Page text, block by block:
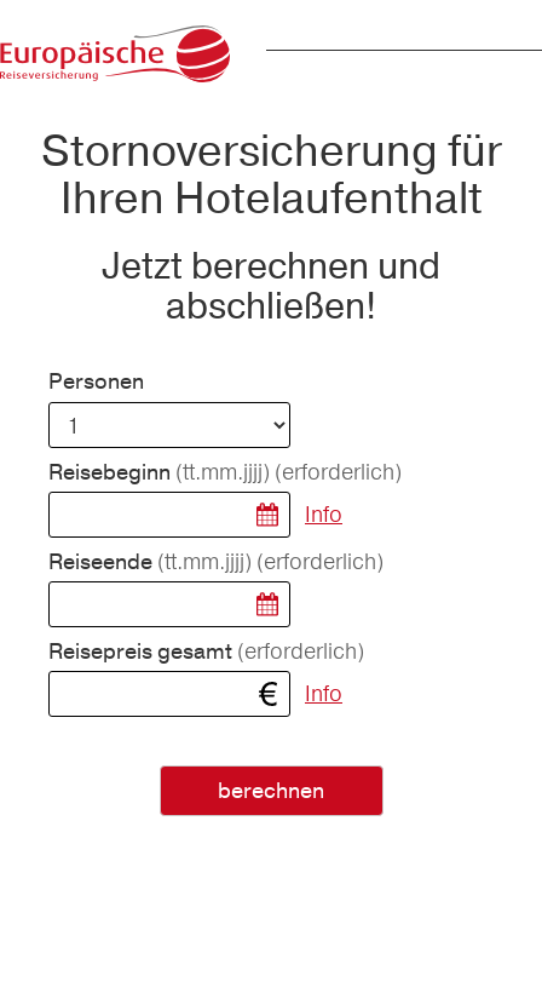
Stornoversicherung für
Ihren Hotelaufenthalt
Jetzt berechnen und
abschließen!
Personen
Reisebeginn (tt.mm.jjjj) (erforderlich)
Info
Reiseende (tt.mm.jjjj) (erforderlich)
Reisepreis gesamt (erforderlich)
Info
berechnen